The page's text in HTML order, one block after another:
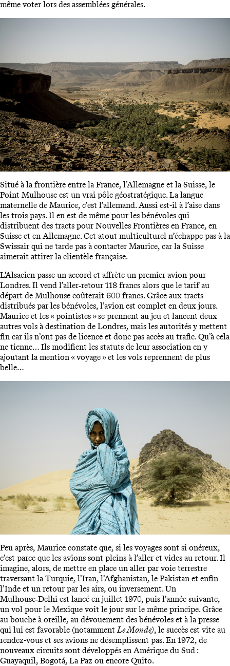
même voter lors des assemblées générales.
Situé à la frontière entre la France, l’Allemagne et la Suisse, le
Point Mulhouse est un vrai pôle géostratégique. La langue
maternelle de Maurice, c’est l’allemand. Aussi est-il à l’aise dans
les trois pays. Il en est de même pour les bénévoles qui
distribuent des tracts pour Nouvelles Frontières en France, en
Suisse et en Allemagne. Cet atout multiculturel n’échappe pas à la
Swissair qui ne tarde pas à contacter Maurice, car la Suisse
aimerait attirer la clientèle française.
L'Alsacien passe un accord et affrète un premier avion pour
Londres. Il vend l’aller‑retour 118 francs alors que le tarif au
départ de Mulhouse coûterait 600 francs. Grâce aux tracts
distribués par les bénévoles, l’avion est complet en deux jours.
Maurice et les « pointistes » se prennent au jeu et lancent deux
autres vols à destination de Londres, mais les autorités y mettent
fin car ils n’ont pas de licence et donc pas accès au trafic. Qu’à cela
ne tienne… Ils modifient les statuts de leur association en y
ajoutant la mention « voyage » et les vols reprennent de plus
belle…
Peu après, Maurice constate que, si les voyages sont si onéreux,
c’est parce que les avions sont pleins à l’aller et vides au retour. Il
imagine, alors, de mettre en place un aller par voie terrestre
traversant la Turquie, l’Iran, l’Afghanistan, le Pakistan et enfin
l’Inde et un retour par les airs, ou inversement. Un
Mulhouse‑Delhi est lancé en juillet 1970, puis l’année suivante,
un vol pour le Mexique voit le jour sur le même principe. Grâce
au bouche à oreille, au dévouement des bénévoles et à la presse
qui lui est favorable (notammentLe Monde), le succès est vite au
rendez-vous et ses avions ne désemplissent pas. En 1972, de
nouveaux circuits sont développés en Amérique du Sud :
Guayaquil, Bogotá, La Paz ou encore Quito.